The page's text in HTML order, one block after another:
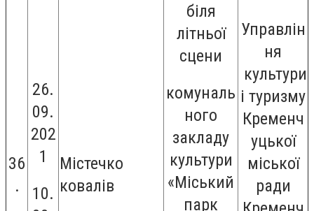
36
.
26.
09.
202
1
10.
Містечко
ковалів
біля
літньої
сцени
комуналь
ного
закладу
культури
«Міський
парк
Управлін
ня
культури
і туризму
Кременч
уцької
міської
ради